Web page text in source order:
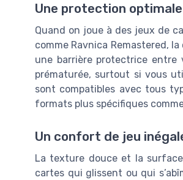
Une protection
Quand on joue à des jeux de
comme Ravnica Remastered,
une barrière protectrice
prématurée, surtout si vous
sont compatibles avec tous
formats plus spécifiques
Un confort de jeu
La texture douce et la
cartes qui glissent ou qui